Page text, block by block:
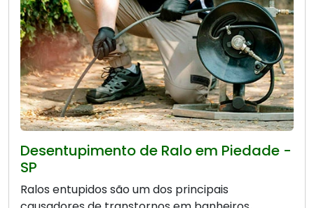
Desentupimento de Ralo em Piedade -
SP
Ralos entupidos são um dos principais